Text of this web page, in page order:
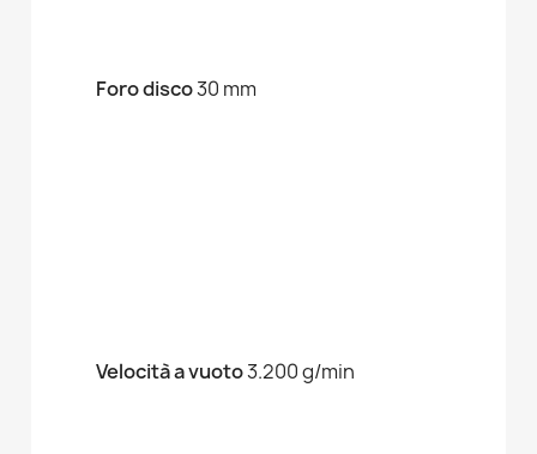
Foro disco30 mm
Velocità a vuoto3.200 g/min